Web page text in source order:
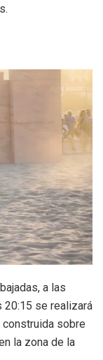
a las
20:15 se realizará
construida sobre
la zona de la